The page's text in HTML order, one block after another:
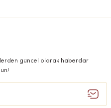
güncel olarak haberdar